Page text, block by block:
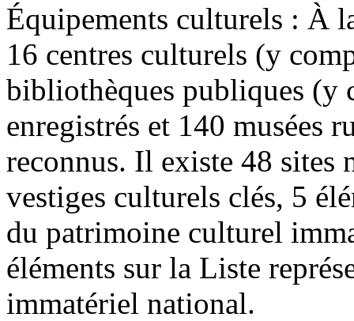
Équipements culturels : À
16 centres culturels (y
bibliothèques publiques (y
enregistrés et 140 musées
reconnus. Il existe 48 sites
vestiges culturels clés, 5
du patrimoine culturel
éléments sur la Liste
immatériel national.